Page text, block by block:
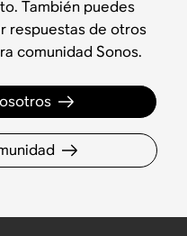
También puedes
respuestas de otros
comunidad Sonos.